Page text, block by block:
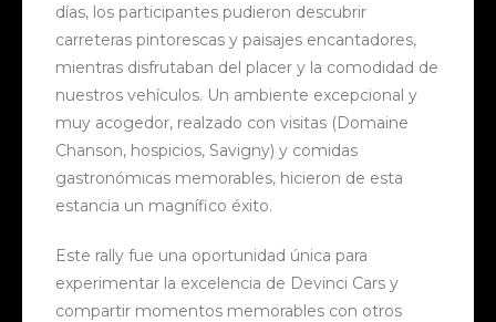
días, los participantes pudieron descubrir
carreteras pintorescas y paisajes encantadores,
mientras disfrutaban del placer y la comodidad de
nuestros vehículos. Un ambiente excepcional y
muy acogedor, realzado con visitas (Domaine
Chanson, hospicios, Savigny) y comidas
gastronómicas memorables, hicieron de esta
estancia un magnífico éxito.
Este rally fue una oportunidad única para
experimentar la excelencia de Devinci Cars y
compartir momentos memorables con otros